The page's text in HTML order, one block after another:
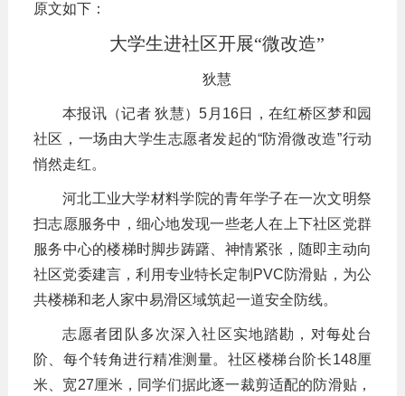
原文如下：
大学生进社区开展“微改造”
狄慧
本报讯（记者 狄慧）5月16日，在红桥区梦和园
社区，一场由大学生志愿者发起的“防滑微改造”行动
悄然走红。
河北工业大学材料学院的青年学子在一次文明祭
扫志愿服务中，细心地发现一些老人在上下社区党群
服务中心的楼梯时脚步踌躇、神情紧张，随即主动向
社区党委建言，利用专业特长定制PVC防滑贴，为公
共楼梯和老人家中易滑区域筑起一道安全防线。
志愿者团队多次深入社区实地踏勘，对每处台
阶、每个转角进行精准测量。社区楼梯台阶长148厘
米、宽27厘米，同学们据此逐一裁剪适配的防滑贴，